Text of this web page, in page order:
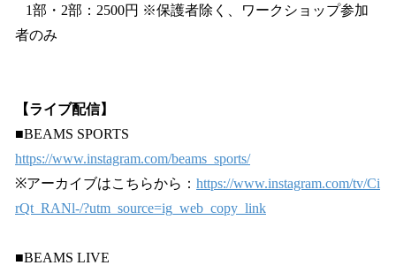
1部・2部：2500円 ※保護者除く、ワークショップ参加
者のみ
【ライブ配信】
■BEAMS SPORTS
https://www.instagram.com/beams_sports/
※アーカイブはこちらから： https://www.instagram.com/tv/Ci
rQt_RANl-/?utm_source=ig_web_copy_link
■BEAMS LIVE